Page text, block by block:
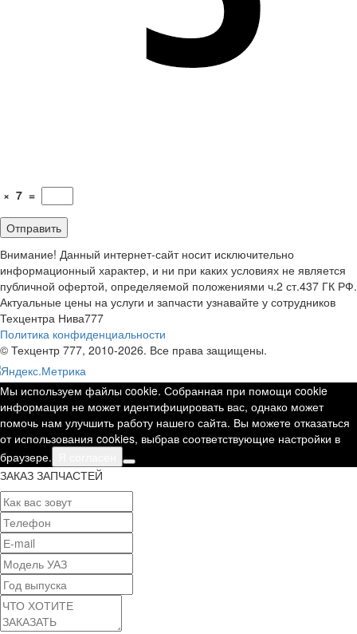
× 7 =
Внимание! Данный интернет-сайт носит исключительно
информационный характер, и ни при каких условиях не является
публичной офертой, определяемой положениями ч.2 ст.437 ГК РФ.
Актуальные цены на услуги и запчасти узнавайте у сотрудников
Техцентра Нива777
Политика конфиденциальности
© Техцентр 777, 2010-2026. Все права защищены.
Мы используем файлы cookie. Собранная при помощи cookie
информация не может идентифицировать вас, однако может
помочь нам улучшить работу нашего сайта. Вы можете отказаться
от использования cookies, выбрав соответствующие настройки в
браузере.
ЗАКАЗ ЗАПЧАСТЕЙ